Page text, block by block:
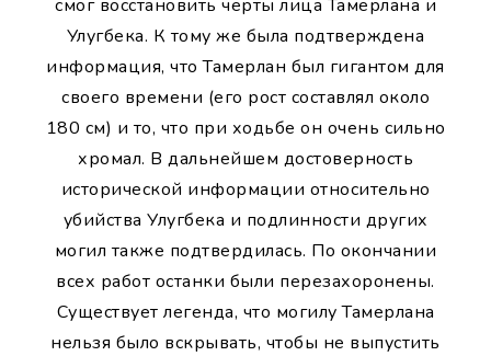
смог восстановить черты лица Тамерлана и
Улугбека. К тому же была подтверждена
информация, что Тамерлан был гигантом для
своего времени (его рост составлял около
180 см) и то, что при ходьбе он очень сильно
хромал. В дальнейшем достоверность
исторической информации относительно
убийства Улугбека и подлинности других
могил также подтвердилась. По окончании
всех работ останки были перезахоронены.
Существует легенда, что могилу Тамерлана
нельзя было вскрывать, чтобы не выпустить